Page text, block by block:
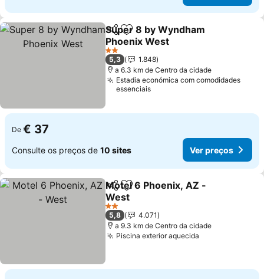
PartilharAdicionar aos favoritos
Super 8 by Wyndham
Phoenix West
2 Estrelas
5,3
1.848
a 6.3 km de Centro da cidade
Estadia económica com comodidades
essenciais
De € 37
Consulte os preços de 10 sites Ver preços
PartilharAdicionar aos favoritos
Motel 6 Phoenix, AZ -
West
2 Estrelas
5,8
4.071
a 9.3 km de Centro da cidade
Piscina exterior aquecida